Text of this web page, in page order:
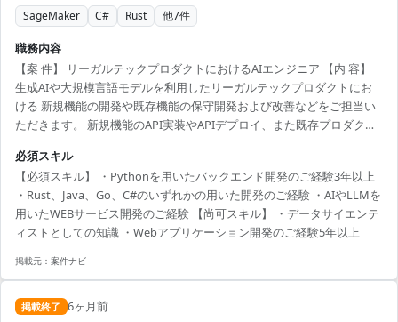
SageMaker C# Rust 他7件
職務内容
【案 件】 リーガルテックプロダクトにおけるAIエンジニア 【内 容】
生成AIや大規模言語モデルを利用したリーガルテックプロダクトにお
ける 新規機能の開発や既存機能の保守開発および改善などをご担当い
ただきます。 新規機能のAPI実装やAPIデプロイ、また既存プロダクト
レックス制のため、ご自身のご都合に合わせて作業が可能です。
AI×SaaSの要件定義から下流まで一通りの流れをご担当いただくことが
できます。 【勤務地】フルリモート（地方在住可） 【期 間】即日～
【単 金】90万 【精算幅】140h～180h 【人 数】1名 【面 談】...
必須スキル
【必須スキル】 ・Pythonを用いたバックエンド開発のご経験3年以上
・Rust、Java、Go、C#のいずれかの用いた開発のご経験 ・AIやLLMを
用いたWEBサービス開発のご経験 【尚可スキル】 ・データサイエンテ
ィストとしての知識 ・Webアプリケーション開発のご経験5年以上
掲載元： 案件ナビ
掲載終了 6ヶ月前